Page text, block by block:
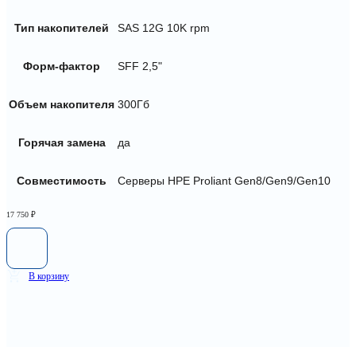
Тип накопителей SAS 12G 10K rpm
Форм-фактор SFF 2,5"
Объем накопителя 300Гб
Горячая замена да
Совместимость Серверы HPE Proliant Gen8/Gen9/Gen10
17 750 ₽
В корзину